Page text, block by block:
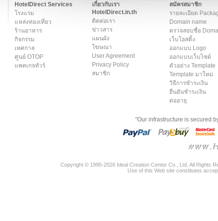
HotelDirect Services
โรงแรม
แหล่งท่องเที่ยว
ร้านอาหาร
กิจกรรม
เทศกาล
ศูนย์ OTOP
แพคเกจทัวร์
เกี่ยวกับเรา
HotelDirect.in.th
ติดต่อเรา
ข่าวสาร
แผนผัง
โฆษณา
User Agreement
Privacy Policy
สมาชิก
สมัครสมาชิก
รายละเอียด
Domain name
ตรวจสอบชื่อ
เว็บโฮสติ้ง
ออกแบบ Logo
ออกแบบเว็บไซต์
ตัวอย่าง Template
Template มาใหม่
วิธีการชำระเงิน
ยืนยันชำระเงิน
ต่ออายุ
"Our infrastructure is secured
Copyright © 1995-2026 Ideal Creation Center Co., Ltd. All Rights
Use of this Web site constitutes